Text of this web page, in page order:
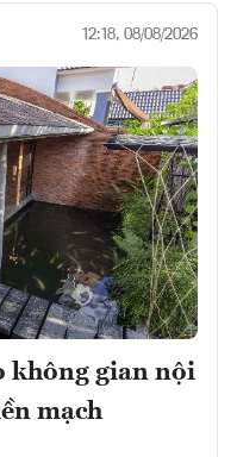
12:18, 08/08/2026
không gian nội
mạch